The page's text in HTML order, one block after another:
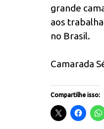
grande
aos
no Brasil.
Camarada
Compartilhe isso: